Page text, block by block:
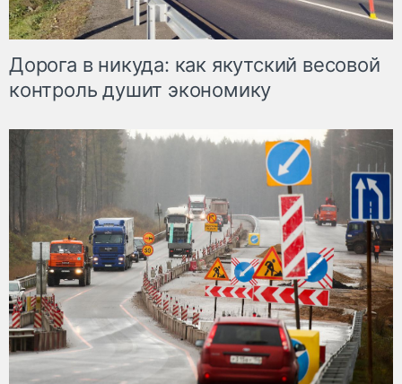
Дорога в никуда: как якутский весовой
контроль душит экономику